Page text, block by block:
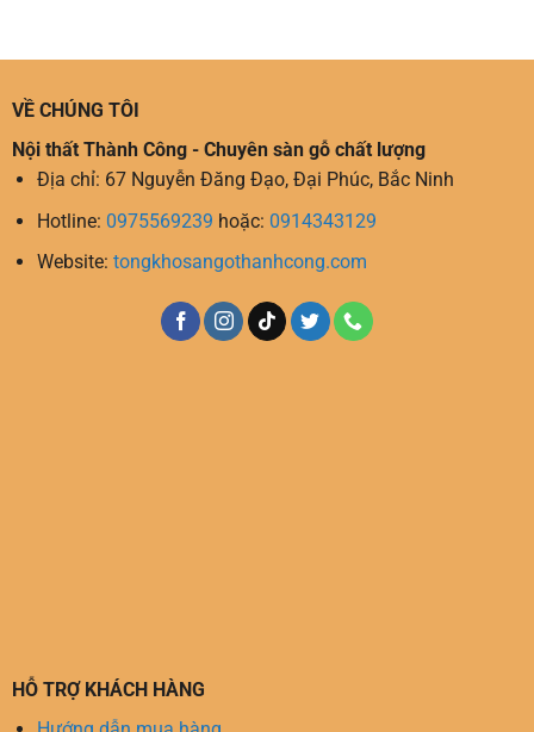
VỀ CHÚNG TÔI
Nội thất Thành Công - Chuyên sàn gỗ chất lượng
Địa chỉ: 67 Nguyễn Đăng Đạo, Đại Phúc, Bắc Ninh
Hotline: 0975569239 hoặc: 0914343129
Website: tongkhosangothanhcong.com
HỖ TRỢ KHÁCH HÀNG